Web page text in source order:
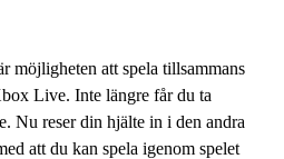
möjligheten att spela tillsammans
Live. Inte längre får du ta
Nu reser din hjälte in i den andra
att du kan spela igenom spelet